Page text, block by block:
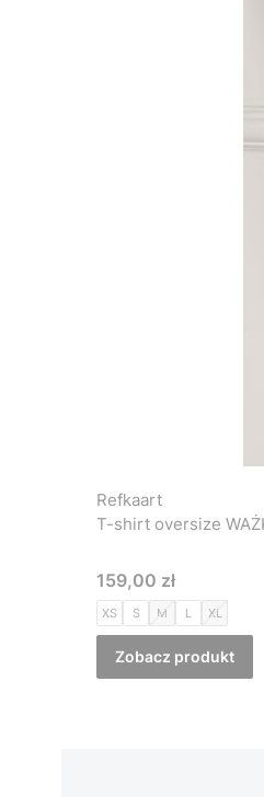
T-shirt oversize
Refkaart
Cena
159,00 zł
XS S M L XL
Zobacz produkt